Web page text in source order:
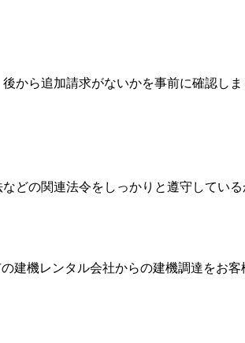
から追加請求がないかを事前に確認しま
どの関連法令をしっかりと遵守している
の建機レンタル会社からの建機調達をお